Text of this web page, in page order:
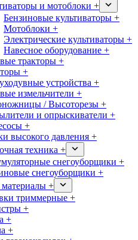
и мотоблоки +
Бензиновые культиваторы +
Мотоблоки +
Электрические культиваторы +
Навесное оборудование +
тракторы +
+
устройства +
измельчители +
/ Высоторезы +
и опрыскиватели +
+
высокого давления +
техника +
снегоуборщики +
снегоуборщики +
+
триммерные +
+
+
+